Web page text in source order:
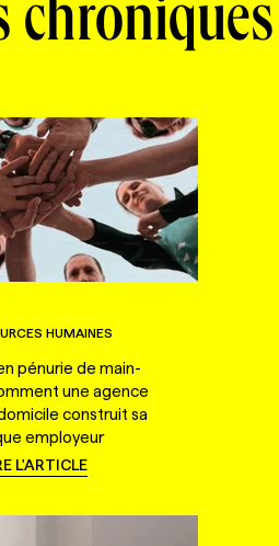
chroniques
HUMAINES
pénurie de main-
une agence
construit sa
employeur
L'ARTICLE